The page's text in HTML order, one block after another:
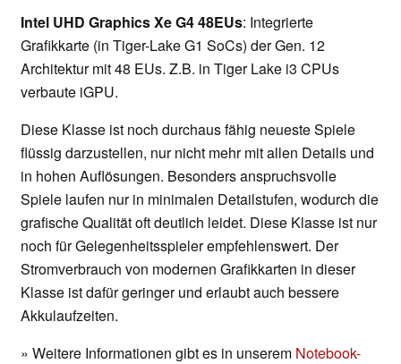
Intel UHD Graphics Xe G4 48EUs: Integrierte
Grafikkarte (in Tiger-Lake G1 SoCs) der Gen. 12
Architektur mit 48 EUs. Z.B. in Tiger Lake i3 CPUs
verbaute iGPU.
Diese Klasse ist noch durchaus fähig neueste Spiele
flüssig darzustellen, nur nicht mehr mit allen Details und
in hohen Auflösungen. Besonders anspruchsvolle
Spiele laufen nur in minimalen Detailstufen, wodurch die
grafische Qualität oft deutlich leidet. Diese Klasse ist nur
noch für Gelegenheitsspieler empfehlenswert. Der
Stromverbrauch von modernen Grafikkarten in dieser
Klasse ist dafür geringer und erlaubt auch bessere
Akkulaufzeiten.
» Weitere Informationen gibt es in unserem Notebook-